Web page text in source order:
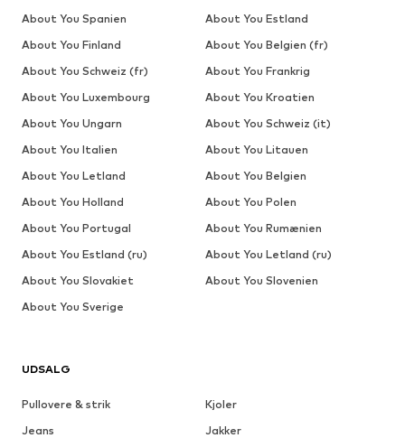
UDSALG
Pullovere & strik
Kjoler
Jeans
Jakker
About You Spanien
About You Estland
About You Finland
About You Belgien (fr)
About You Schweiz (fr)
About You Frankrig
About You Luxembourg
About You Kroatien
About You Ungarn
About You Schweiz (it)
About You Italien
About You Litauen
About You Letland
About You Belgien
About You Holland
About You Polen
About You Portugal
About You Rumænien
About You Estland (ru)
About You Letland (ru)
About You Slovakiet
About You Slovenien
About You Sverige